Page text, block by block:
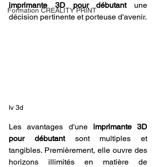
Formation CREALITY PRINT
imprimante 3D pour débutant une
décision pertinente et porteuse d'avenir.
lv 3d
Les avantages d'une imprimante 3D
pour débutant sont multiples et
tangibles. Premièrement, elle ouvre des
horizons illimités en matière de